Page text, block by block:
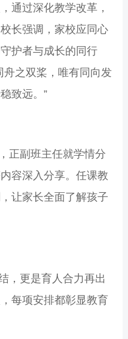
通过深化教学改革，
长强调，家校应同心
护者与成长的同行
舟之双桨，唯有同向发
致远。”
正副班主任就学情分
容深入分享。任课教
让家长全面了解孩子
，更是育人合力再出
每项安排都彰显教育